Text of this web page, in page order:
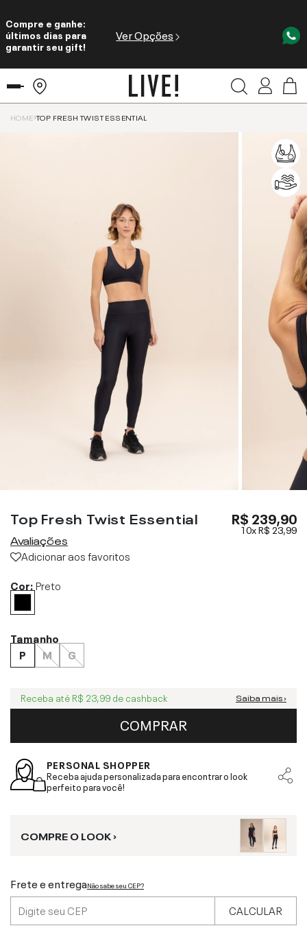
Compre e ganhe:
últimos dias para
garantir seu gift!
Ver Opções
HOME TOP FRESH TWIST ESSENTIAL
Top Fresh Twist Essential
Avaliações
Adicionar aos favoritos
R$ 239,90
10xR$ 23,99
Cor:Preto
Tamanho
P
M G
Receba até R$ 23,99 de cashback Saiba mais ›
COMPRAR
PERSONAL SHOPPER
Receba ajuda personalizada para encontrar o look
perfeito para você!
COMPRE O LOOK ›
Frete e entregaNão sabe seu CEP?
CALCULAR